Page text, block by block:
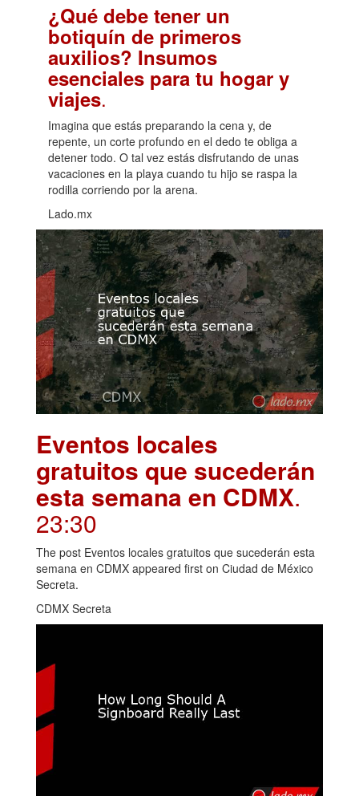
¿Qué debe tener un
botiquín de primeros
auxilios? Insumos
esenciales para tu hogar y
viajes.
Imagina que estás preparando la cena y, de
repente, un corte profundo en el dedo te obliga a
detener todo. O tal vez estás disfrutando de unas
vacaciones en la playa cuando tu hijo se raspa la
rodilla corriendo por la arena.
Lado.mx
Eventos locales
gratuitos que sucederán
esta semana en CDMX.
23:30
The post Eventos locales gratuitos que sucederán esta
semana en CDMX appeared first on Ciudad de México
Secreta.
CDMX Secreta